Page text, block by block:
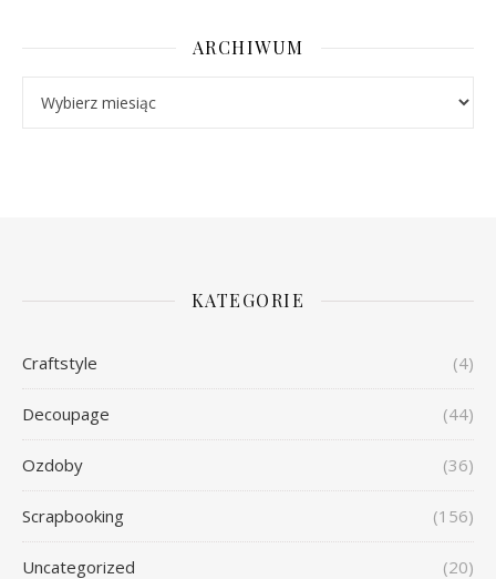
ARCHIWUM
KATEGORIE
Craftstyle (4)
Decoupage (44)
Ozdoby (36)
Scrapbooking (156)
Uncategorized (20)